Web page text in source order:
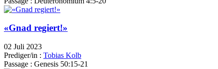
«Gnad regiert!»
02 Juli 2023
Prediger/in : Tobias Kolb
Passage : Genesis 50:15-21